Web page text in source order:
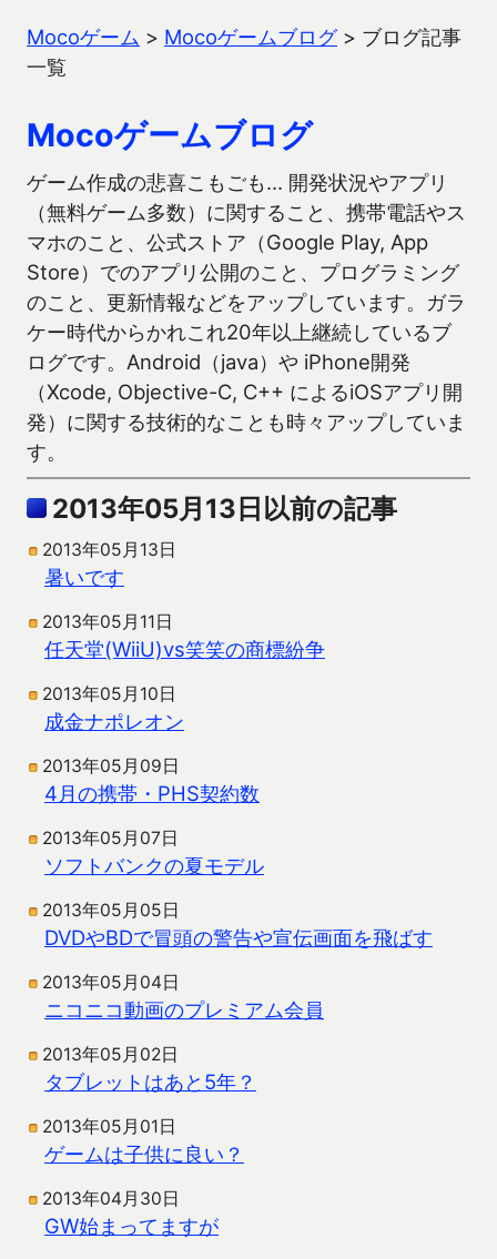
Mocoゲーム > Mocoゲームブログ> ブログ記事
一覧
Mocoゲームブログ
ゲーム作成の悲喜こもごも… 開発状況やアプリ
（無料ゲーム多数）に関すること、携帯電話やス
マホのこと、公式ストア（Google Play, App
Store）でのアプリ公開のこと、プログラミング
のこと、更新情報などをアップしています。ガラ
ケー時代からかれこれ20年以上継続しているブ
ログです。Android（java）や iPhone開発
（Xcode, Objective-C, C++ によるiOSアプリ開
発）に関する技術的なことも時々アップしていま
す。
2013年05月13日以前の記事
2013年05月13日
暑いです
2013年05月11日
任天堂(WiiU)vs笑笑の商標紛争
2013年05月10日
成金ナポレオン
2013年05月09日
4月の携帯・PHS契約数
2013年05月07日
ソフトバンクの夏モデル
2013年05月05日
DVDやBDで冒頭の警告や宣伝画面を飛ばす
2013年05月04日
ニコニコ動画のプレミアム会員
2013年05月02日
タブレットはあと5年？
2013年05月01日
ゲームは子供に良い？
2013年04月30日
GW始まってますが